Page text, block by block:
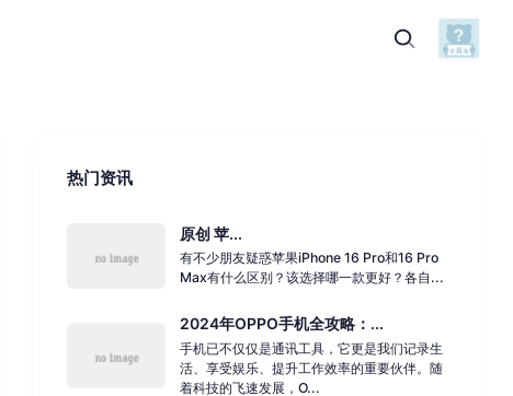
热门资讯
原创 苹...
有不少朋友疑惑苹果iPhone 16 Pro和16 Pro
Max有什么区别？该选择哪一款更好？各自...
2024年OPPO手机全攻略：...
手机已不仅仅是通讯工具，它更是我们记录生
活、享受娱乐、提升工作效率的重要伙伴。随
着科技的飞速发展，O...